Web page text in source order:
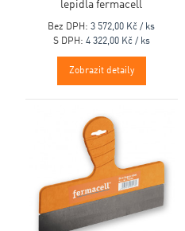
lepidla fermacell
Bez DPH: 3 572,00 Kč / ks
S DPH: 4 322,00 Kč / ks
Zobrazit detaily